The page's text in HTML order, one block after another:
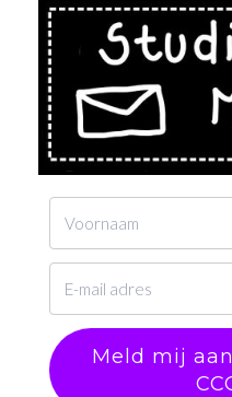
Meld mij